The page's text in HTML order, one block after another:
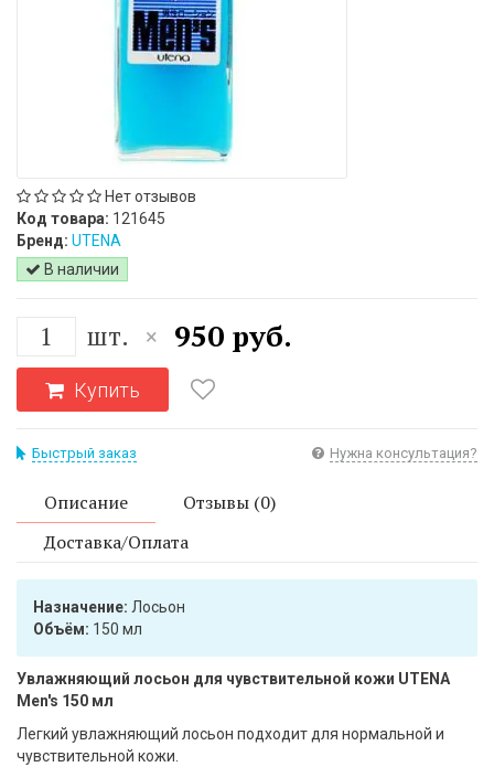
Нет отзывов
Код товара: 121645
Бренд: UTENA
В наличии
шт. × 950 руб.
Купить
Быстрый заказ Нужна консультация?
Описание
Отзывы (0)
Доставка/Оплата
Назначение: Лосьон
Объём: 150 мл
Увлажняющий лосьон для чувствительной кожи UTENA
Men's 150 мл
Легкий увлажняющий лосьон подходит для нормальной и
чувствительной кожи.